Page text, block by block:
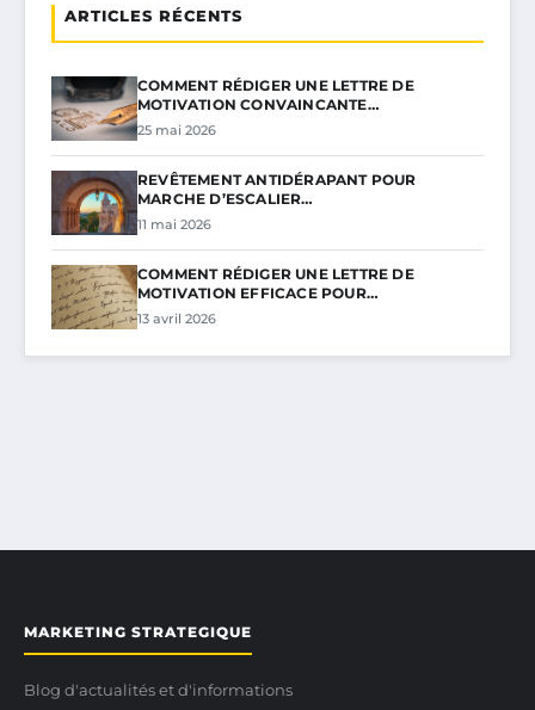
ARTICLES RÉCENTS
COMMENT RÉDIGER UNE LETTRE DE
MOTIVATION CONVAINCANTE…
25 mai 2026
REVÊTEMENT ANTIDÉRAPANT POUR
MARCHE D’ESCALIER…
11 mai 2026
COMMENT RÉDIGER UNE LETTRE DE
MOTIVATION EFFICACE POUR…
13 avril 2026
MARKETING STRATEGIQUE
Blog d'actualités et d'informations